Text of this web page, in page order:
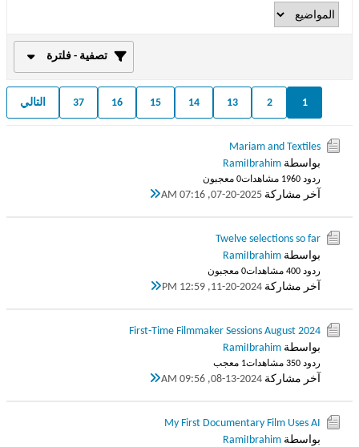
تصفية - فلترة
1
2
13
14
15
16
37 التالي
Mariam and Textiles
بواسطة RamiIbrahim
ردود 0 196 مشاهدات 0 معجبون
آخر مشاركة 07-20-2025, 07:16 AM
Twelve selections so far
بواسطة RamiIbrahim
ردود 0 40 مشاهدات 0 معجبون
آخر مشاركة 11-20-2024, 12:59 PM
First-Time Filmmaker Sessions August 2024
بواسطة RamiIbrahim
ردود 0 35 مشاهدات 1 معجب
آخر مشاركة 08-13-2024, 09:56 AM
My First Documentary Film Uses AI
بواسطة RamiIbrahim